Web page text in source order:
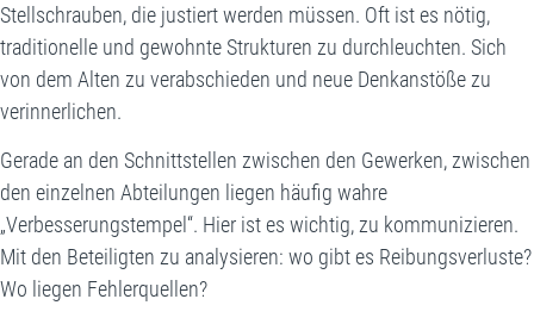
Stellschrauben, die justiert werden müssen. Oft ist es nötig,
traditionelle und gewohnte Strukturen zu durchleuchten. Sich
von dem Alten zu verabschieden und neue Denkanstöße zu
verinnerlichen.
Gerade an den Schnittstellen zwischen den Gewerken, zwischen
den einzelnen Abteilungen liegen häufig wahre
„Verbesserungstempel“. Hier ist es wichtig, zu kommunizieren.
Mit den Beteiligten zu analysieren: wo gibt es Reibungsverluste?
Wo liegen Fehlerquellen?